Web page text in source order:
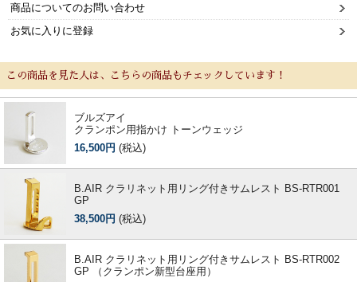
商品についてのお問い合わせ
お気に入りに登録
この商品を見た人は、こちらの商品もチェックしています！
ブルズアイ
クランポン用指かけ トーンウェッジ
16,500円 (税込)
B.AIR クラリネット用リング付きサムレスト BS-RTR001
GP
38,500円 (税込)
B.AIR クラリネット用リング付きサムレスト BS-RTR002
GP （クランポン新型台座用）